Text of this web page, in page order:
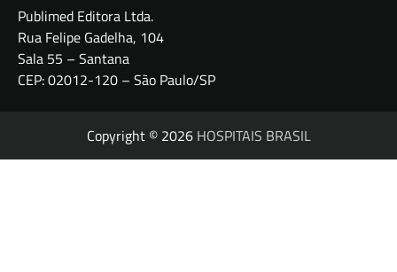
Publimed Editora Ltda.
Rua Felipe Gadelha, 104
Sala 55 – Santana
CEP: 02012-120 – São Paulo/SP
Copyright © 2026 HOSPITAIS BRASIL